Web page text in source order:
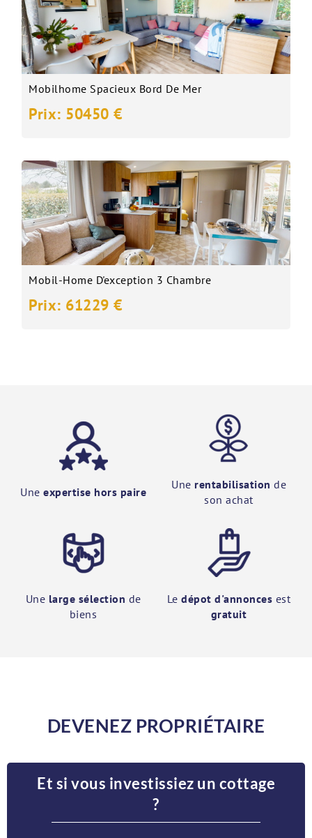
Mobilhome Spacieux Bord De Mer
Prix: 50450 €
Mobil-Home D'exception 3 Chambre
Prix: 61229 €
Une expertise hors paire
Une rentabilisation de
son achat
Une large sélection de
biens
Ledépot d'annonces est
gratuit
DEVENEZ PROPRIÉTAIRE
Et si vous investissiez un cottage
?